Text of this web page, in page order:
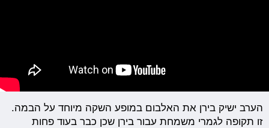
הערב ישיק בירן את האלבום במופע השקה מיוחד על הבמה.
זו תקופה לגמרי משמחת עבור בירן שכן כבר בעוד פחות